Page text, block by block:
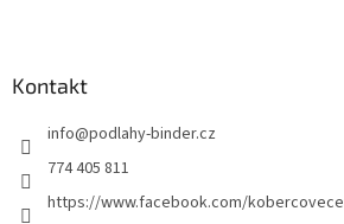
Kontakt
info@podlahy-binder.cz
774 405 811
https://www.facebook.com/